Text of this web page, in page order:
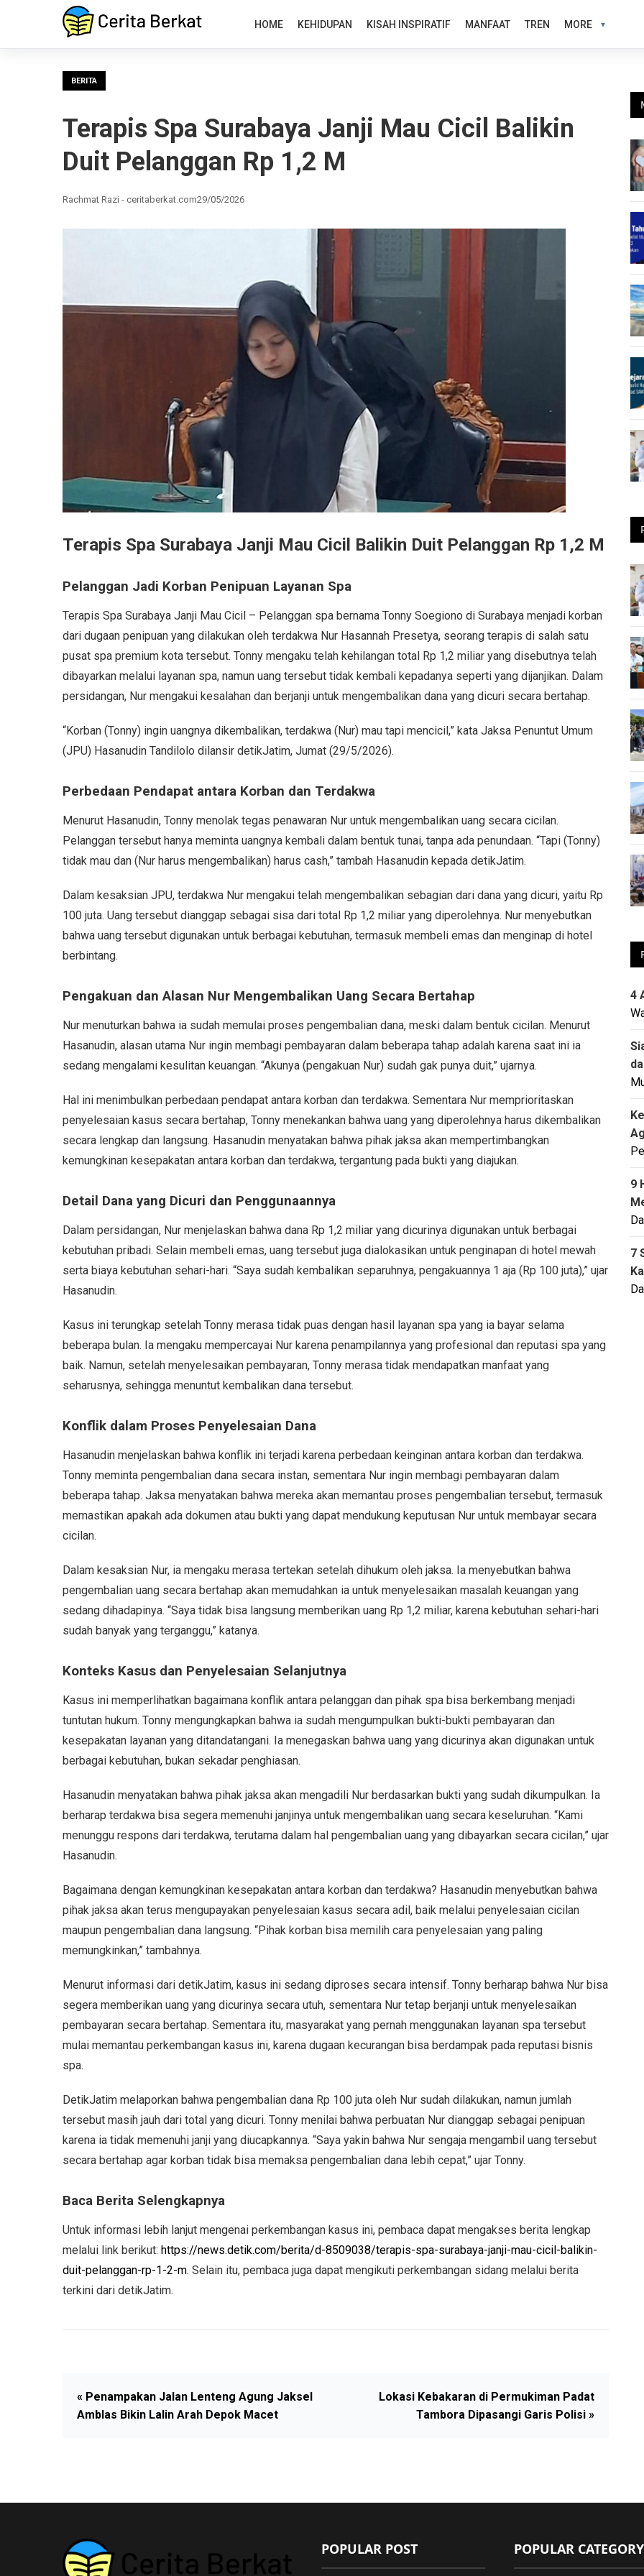
HOME KEHIDUPAN KISAH INSPIRATIF MANFAAT TREN MORE
BERITA
Terapis Spa Surabaya Janji Mau Cicil Balikin
Duit Pelanggan Rp 1,2 M
Rachmat Razi - ceritaberkat.com29/05/2026
Terapis Spa Surabaya Janji Mau Cicil Balikin Duit Pelanggan Rp 1,2 M
Pelanggan Jadi Korban Penipuan Layanan Spa
Terapis Spa Surabaya Janji Mau Cicil – Pelanggan spa bernama Tonny Soegiono di Surabaya menjadi korban
dari dugaan penipuan yang dilakukan oleh terdakwa Nur Hasannah Presetya, seorang terapis di salah satu
pusat spa premium kota tersebut. Tonny mengaku telah kehilangan total Rp 1,2 miliar yang disebutnya telah
dibayarkan melalui layanan spa, namun uang tersebut tidak kembali kepadanya seperti yang dijanjikan. Dalam
persidangan, Nur mengakui kesalahan dan berjanji untuk mengembalikan dana yang dicuri secara bertahap.
“Korban (Tonny) ingin uangnya dikembalikan, terdakwa (Nur) mau tapi mencicil,” kata Jaksa Penuntut Umum
(JPU) Hasanudin Tandilolo dilansir detikJatim, Jumat (29/5/2026).
Perbedaan Pendapat antara Korban dan Terdakwa
Menurut Hasanudin, Tonny menolak tegas penawaran Nur untuk mengembalikan uang secara cicilan.
Pelanggan tersebut hanya meminta uangnya kembali dalam bentuk tunai, tanpa ada penundaan. “Tapi (Tonny)
tidak mau dan (Nur harus mengembalikan) harus cash,” tambah Hasanudin kepada detikJatim.
Dalam kesaksian JPU, terdakwa Nur mengakui telah mengembalikan sebagian dari dana yang dicuri, yaitu Rp
100 juta. Uang tersebut dianggap sebagai sisa dari total Rp 1,2 miliar yang diperolehnya. Nur menyebutkan
bahwa uang tersebut digunakan untuk berbagai kebutuhan, termasuk membeli emas dan menginap di hotel
berbintang.
Pengakuan dan Alasan Nur Mengembalikan Uang Secara Bertahap
Nur menuturkan bahwa ia sudah memulai proses pengembalian dana, meski dalam bentuk cicilan. Menurut
Hasanudin, alasan utama Nur ingin membagi pembayaran dalam beberapa tahap adalah karena saat ini ia
sedang mengalami kesulitan keuangan. “Akunya (pengakuan Nur) sudah gak punya duit,” ujarnya.
Hal ini menimbulkan perbedaan pendapat antara korban dan terdakwa. Sementara Nur memprioritaskan
penyelesaian kasus secara bertahap, Tonny menekankan bahwa uang yang diperolehnya harus dikembalikan
secara lengkap dan langsung. Hasanudin menyatakan bahwa pihak jaksa akan mempertimbangkan
kemungkinan kesepakatan antara korban dan terdakwa, tergantung pada bukti yang diajukan.
Detail Dana yang Dicuri dan Penggunaannya
Dalam persidangan, Nur menjelaskan bahwa dana Rp 1,2 miliar yang dicurinya digunakan untuk berbagai
kebutuhan pribadi. Selain membeli emas, uang tersebut juga dialokasikan untuk penginapan di hotel mewah
serta biaya kebutuhan sehari-hari. “Saya sudah kembalikan separuhnya, pengakuannya 1 aja (Rp 100 juta),” ujar
Hasanudin.
Kasus ini terungkap setelah Tonny merasa tidak puas dengan hasil layanan spa yang ia bayar selama
beberapa bulan. Ia mengaku mempercayai Nur karena penampilannya yang profesional dan reputasi spa yang
baik. Namun, setelah menyelesaikan pembayaran, Tonny merasa tidak mendapatkan manfaat yang
seharusnya, sehingga menuntut kembalikan dana tersebut.
Konflik dalam Proses Penyelesaian Dana
Hasanudin menjelaskan bahwa konflik ini terjadi karena perbedaan keinginan antara korban dan terdakwa.
Tonny meminta pengembalian dana secara instan, sementara Nur ingin membagi pembayaran dalam
beberapa tahap. Jaksa menyatakan bahwa mereka akan memantau proses pengembalian tersebut, termasuk
memastikan apakah ada dokumen atau bukti yang dapat mendukung keputusan Nur untuk membayar secara
cicilan.
Dalam kesaksian Nur, ia mengaku merasa tertekan setelah dihukum oleh jaksa. Ia menyebutkan bahwa
pengembalian uang secara bertahap akan memudahkan ia untuk menyelesaikan masalah keuangan yang
sedang dihadapinya. “Saya tidak bisa langsung memberikan uang Rp 1,2 miliar, karena kebutuhan sehari-hari
sudah banyak yang terganggu,” katanya.
Konteks Kasus dan Penyelesaian Selanjutnya
Kasus ini memperlihatkan bagaimana konflik antara pelanggan dan pihak spa bisa berkembang menjadi
tuntutan hukum. Tonny mengungkapkan bahwa ia sudah mengumpulkan bukti-bukti pembayaran dan
kesepakatan layanan yang ditandatangani. Ia menegaskan bahwa uang yang dicurinya akan digunakan untuk
berbagai kebutuhan, bukan sekadar penghiasan.
Hasanudin menyatakan bahwa pihak jaksa akan mengadili Nur berdasarkan bukti yang sudah dikumpulkan. Ia
berharap terdakwa bisa segera memenuhi janjinya untuk mengembalikan uang secara keseluruhan. “Kami
menunggu respons dari terdakwa, terutama dalam hal pengembalian uang yang dibayarkan secara cicilan,” ujar
Hasanudin.
Bagaimana dengan kemungkinan kesepakatan antara korban dan terdakwa? Hasanudin menyebutkan bahwa
pihak jaksa akan terus mengupayakan penyelesaian kasus secara adil, baik melalui penyelesaian cicilan
maupun pengembalian dana langsung. “Pihak korban bisa memilih cara penyelesaian yang paling
memungkinkan,” tambahnya.
Menurut informasi dari detikJatim, kasus ini sedang diproses secara intensif. Tonny berharap bahwa Nur bisa
segera memberikan uang yang dicurinya secara utuh, sementara Nur tetap berjanji untuk menyelesaikan
pembayaran secara bertahap. Sementara itu, masyarakat yang pernah menggunakan layanan spa tersebut
mulai memantau perkembangan kasus ini, karena dugaan kecurangan bisa berdampak pada reputasi bisnis
spa.
DetikJatim melaporkan bahwa pengembalian dana Rp 100 juta oleh Nur sudah dilakukan, namun jumlah
tersebut masih jauh dari total yang dicuri. Tonny menilai bahwa perbuatan Nur dianggap sebagai penipuan
karena ia tidak memenuhi janji yang diucapkannya. “Saya yakin bahwa Nur sengaja mengambil uang tersebut
secara bertahap agar korban tidak bisa memaksa pengembalian dana lebih cepat,” ujar Tonny.
Baca Berita Selengkapnya
Untuk informasi lebih lanjut mengenai perkembangan kasus ini, pembaca dapat mengakses berita lengkap
melalui link berikut: https://news.detik.com/berita/d-8509038/terapis-spa-surabaya-janji-mau-cicil-balikin-
duit-pelanggan-rp-1-2-m. Selain itu, pembaca juga dapat mengikuti perkembangan sidang melalui berita
terkini dari detikJatim.
« Penampakan Jalan Lenteng Agung Jaksel
Amblas Bikin Lalin Arah Depok Macet
Lokasi Kebakaran di Permukiman Padat
Tambora Dipasangi Garis Polisi »
4
9
7
POPULAR POST POPULAR CATEGORY